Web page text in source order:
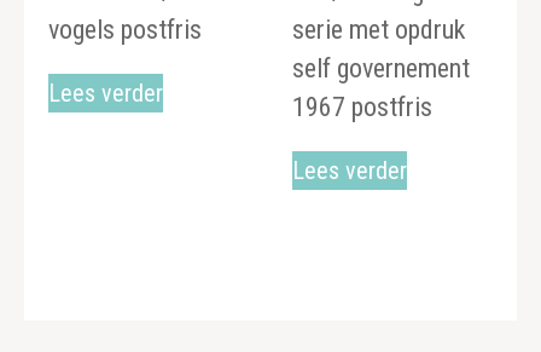
vogels postfris
Lees verder
serie met opdruk
self governement
1967 postfris
Lees verder